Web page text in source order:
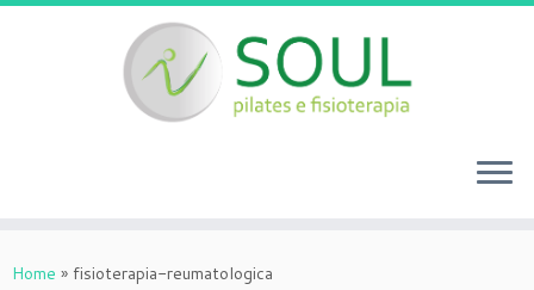
toHome » fisioterapia-reumatologica